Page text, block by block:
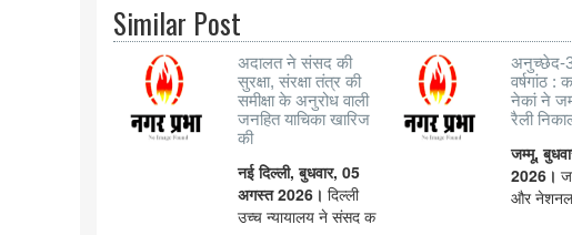
Similar Post
अदालत ने संसद की
सुरक्षा, संरक्षा तंत्र की
समीक्षा के अनुरोध वाली
जनहित याचिका खारिज
की
नई दिल्ली, बुधवार, 05
अगस्त 2026। दिल्ली
उच्च न्यायालय ने संसद क
अनुच्छेद-
वर्षगांठ :
नेकां ने
रैली
जम्मू,
2026।
और